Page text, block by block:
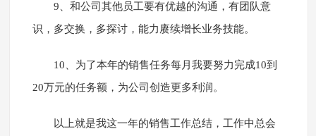
9、和公司其他员工要有优越的沟通，有团队意
识，多交换，多探讨，能力赓续增长业务技能。
10、为了本年的销售任务每月我要努力完成10到
20万元的任务额，为公司创造更多利润。
以上就是我这一年的销售工作总结，工作中总会